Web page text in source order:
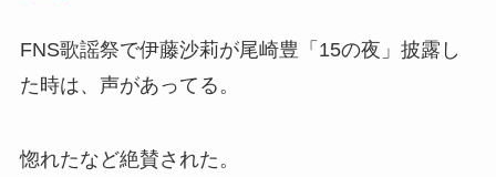
FNS歌謡祭で伊藤沙莉が尾崎豊「15の夜」披露し
た時は、声があってる。
惚れたなど絶賛された。